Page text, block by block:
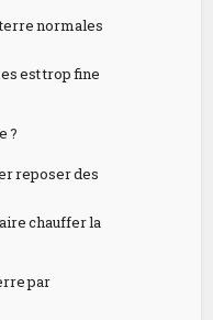
normales
est trop fine
?
reposer des
chauffer la
par